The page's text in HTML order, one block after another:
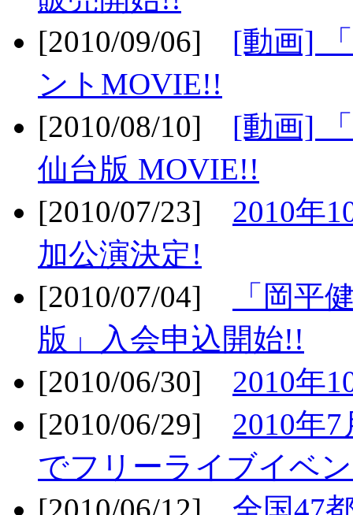
[2010/09/06] [動画]
ントMOVIE!!
[2010/08/10] [動画]
仙台版 MOVIE!!
[2010/07/23] 2010年
加公演決定!
[2010/07/04]
「岡平
版」入会申込開始!!
[2010/06/30] 2010年
[2010/06/29] 2010年
でフリーライブイベ